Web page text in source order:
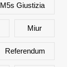
M5s Giustizia
Miur
Referendum